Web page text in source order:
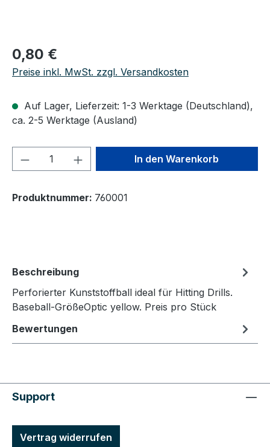
Regulärer Preis:
0,80 €
Preise inkl. MwSt. zzgl. Versandkosten
Auf Lager, Lieferzeit: 1-3 Werktage (Deutschland),
ca. 2-5 Werktage (Ausland)
Produkt Anzahl: Gib denIn den Warenkorb
Produktnummer: 760001
Beschreibung
Perforierter Kunststoffball ideal für Hitting Drills.
Baseball-GrößeOptic yellow. Preis pro Stück
Bewertungen
Support
Vertrag widerrufen